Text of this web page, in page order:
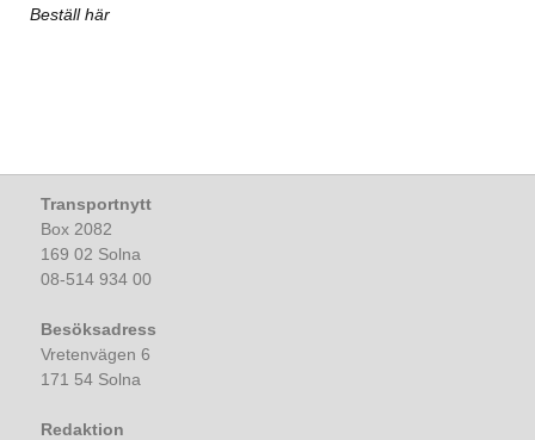
Beställ här
Transportnytt
Box 2082
169 02 Solna
08-514 934 00
Besöksadress
Vretenvägen 6
171 54 Solna
Redaktion